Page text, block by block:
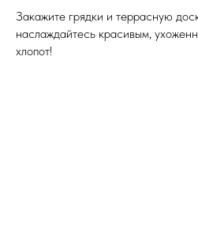
Закажите грядки и террасную
наслаждайтесь красивым,
хлопот!